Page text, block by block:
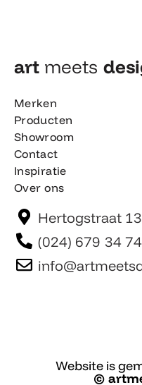
art meets
Merken
Producten
Showroom
Contact
Inspiratie
Over ons
Hertogstraat
(024) 679 34 74
Website is
©